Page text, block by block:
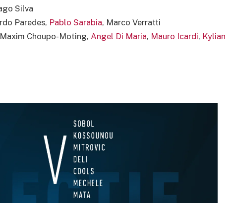
Silva
Paredes, Pablo Sarabia, Marco Verratti
Choupo-Moting, Angel Di Maria, Mauro Icardi, Kylian